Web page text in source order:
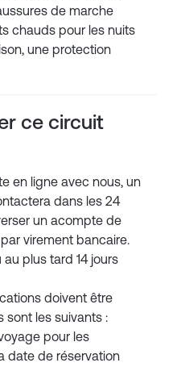
de marche
chauds pour les nuits
une protection
ce circuit
en ligne avec nous, un
dans les 24
un acompte de
virement bancaire.
plus tard 14 jours
doivent être
sont les suivants :
pour les
date de réservation